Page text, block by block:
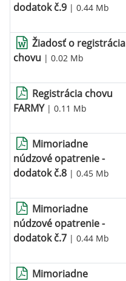
dodatok č.9 | 0.44 Mb
Žiadosť o registrácia
chovu | 0.02 Mb
Registrácia chovu
FARMY| 0.11 Mb
Mimoriadne
núdzové opatrenie -
dodatok č.8 | 0.45 Mb
Mimoriadne
núdzové opatrenie -
dodatok č.7 | 0.44 Mb
Mimoriadne